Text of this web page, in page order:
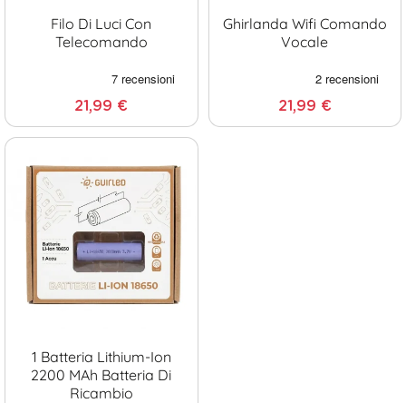
Filo Di Luci Con
Telecomando
21,99 €
Ghirlanda Wifi Comando
Vocale
21,99 €
1 Batteria Lithium-Ion
2200 MAh Batteria Di
Ricambio